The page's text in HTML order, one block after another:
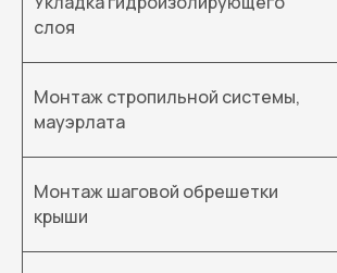
слоя
Монтаж стропильной системы,
мауэрлата
Монтаж шаговой обрешетки
крыши